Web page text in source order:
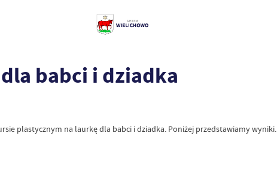
babci i dziadka
plastycznym na laurkę dla babci i dziadka. Poniżej przedstawiamy wyniki.